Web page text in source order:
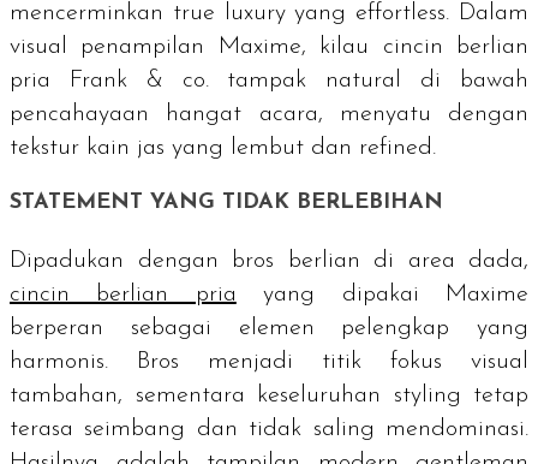
mencerminkan true luxuryyang effortless. Dalam
visual penampilan Maxime, kilau cincin berlian
pria Frank & co. tampak natural di bawah
pencahayaan hangat acara, menyatu dengan
tekstur kain jas yang lembut dan refined.
STATEMENT YANG TIDAK BERLEBIHAN
Dipadukan dengan bros berlian di area dada,
cincin berlian pria yang dipakai Maxime
berperan sebagai elemen pelengkap yang
harmonis. Bros menjadi titik fokus visual
tambahan, sementara keseluruhan styling tetap
terasa seimbang dan tidak saling mendominasi.